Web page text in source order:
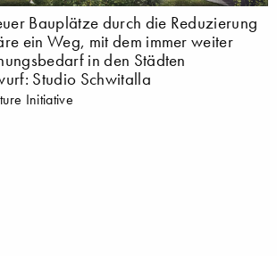
Bauplätze durch die Reduzierung
ein Weg, mit dem immer weiter
in den Städten
Studio Schwitalla
Initiative